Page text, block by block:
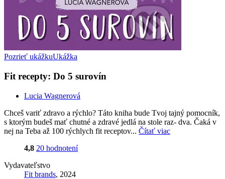
Pozrieť ukážkuUkážka
Fit recepty: Do 5 surovín
Lucia Wagnerová
Chceš variť zdravo a rýchlo? Táto kniha bude Tvoj tajný pomocník,
s ktorým budeš mať chutné a zdravé jedlá na stole raz- dva. Čaká v
nej na Teba až 100 rýchlych fit receptov... Čítať viac
4,8 20 hodnotení
Vydavateľstvo
Fit brands, 2024